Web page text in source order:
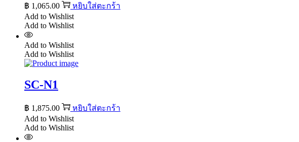
฿ 1,065.00
หยิบใส่ตะกร้า
Add to Wishlist
Add to Wishlist
Add to Wishlist
Add to Wishlist
SC-N1
฿ 1,875.00
หยิบใส่ตะกร้า
Add to Wishlist
Add to Wishlist